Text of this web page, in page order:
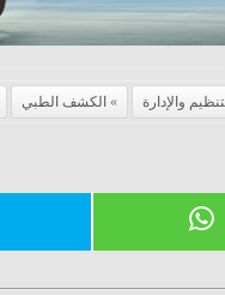
والإدارة الكشف الطبي